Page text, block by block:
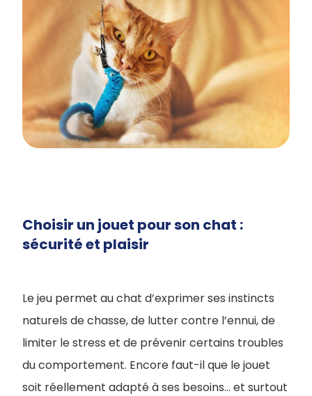
Choisir un jouet pour son chat :
sécurité et plaisir
Le jeu permet au chat d’exprimer ses instincts
naturels de chasse, de lutter contre l’ennui, de
limiter le stress et de prévenir certains troubles
du comportement. Encore faut-il que le jouet
soit réellement adapté à ses besoins… et surtout